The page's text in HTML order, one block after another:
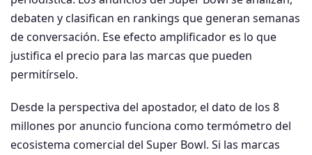
debaten y clasifican en rankings que generan semanas
de conversación. Ese efecto amplificador es lo que
justifica el precio para las marcas que pueden
permitírselo.
Desde la perspectiva del apostador, el dato de los 8
millones por anuncio funciona como termómetro del
ecosistema comercial del Super Bowl. Si las marcas